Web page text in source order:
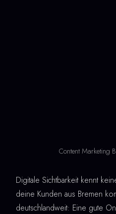
Content Marketing
Digitale Sichtbarkeit kennt
deine Kunden aus Bremen
deutschlandweit: Eine gute